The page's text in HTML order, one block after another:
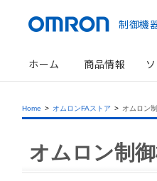
制御機
ホーム 商品情報
Home > オムロンFAストア > オムロン
オムロン制